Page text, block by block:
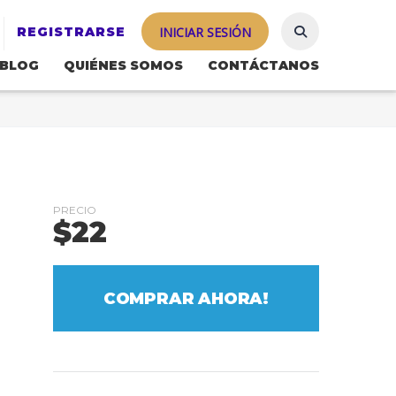
REGISTRARSE INICIAR SESIÓN
BLOG QUIÉNES SOMOS CONTÁCTANOS
PRECIO
$22
COMPRAR AHORA!